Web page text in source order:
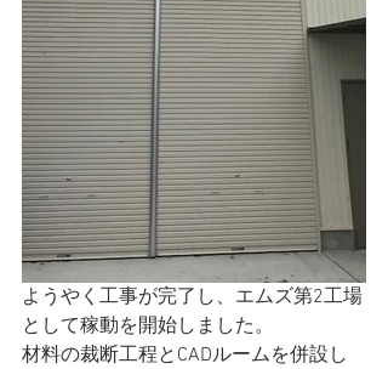
ようやく工事が完了し、エムズ第2工場
として稼動を開始しました。
材料の裁断工程とCADルームを併設し